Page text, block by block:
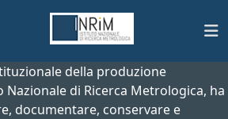
della produzione
Nazionale di Ricerca Metrologica, ha
documentare, conservare e